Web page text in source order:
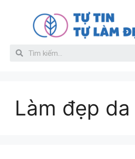
Làm đẹp da